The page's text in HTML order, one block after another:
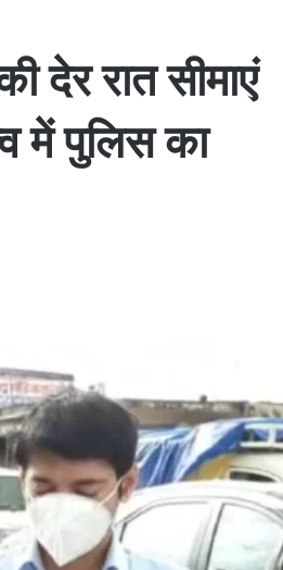
देर रात सीमाएं
में पुलिस का